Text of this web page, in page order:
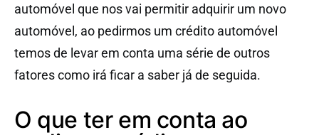
automóvel que nos vai permitir adquirir um novo
automóvel, ao pedirmos um crédito automóvel
temos de levar em conta uma série de outros
fatores como irá ficar a saber já de seguida.
O que ter em conta ao